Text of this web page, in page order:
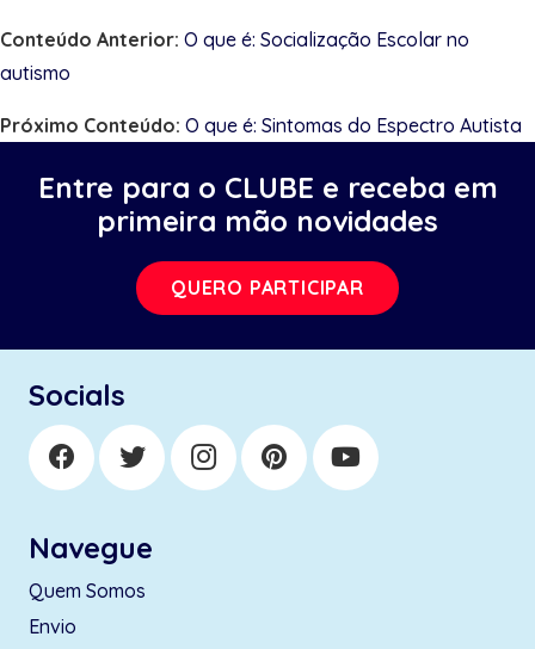
Conteúdo Anterior: O que é: Socialização Escolar no
autismo
Próximo Conteúdo: O que é: Sintomas do Espectro Autista
Entre para o CLUBE e receba em
primeira mão novidades
QUERO PARTICIPAR
Socials
Navegue
Quem Somos
Envio